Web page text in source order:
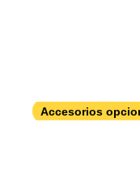
Accesorios